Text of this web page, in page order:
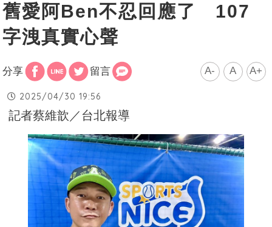
舊愛阿Ben不忍回應了 107
字洩真實心聲
分享 留言 A- A A+
2025/04/30 19:56
記者蔡維歆／台北報導